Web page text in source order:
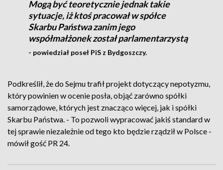
Mogą być teoretycznie jednak takie
sytuacje, iż ktoś pracował w spółce
Skarbu Państwa zanim jego
współmałżonek został parlamentarzystą
- powiedział poseł PiS z Bydgoszczy.
Podkreślił, że do Sejmu trafił projekt dotyczący nepotyzmu,
który powinien w ocenie posła, objąć zarówno spółki
samorządowe, których jest znacząco więcej, jak i spółki
Skarbu Państwa. - To pozwoli wypracować jakiś standard w
tej sprawie niezależnie od tego kto będzie rządził w Polsce -
mówił gość PR 24.